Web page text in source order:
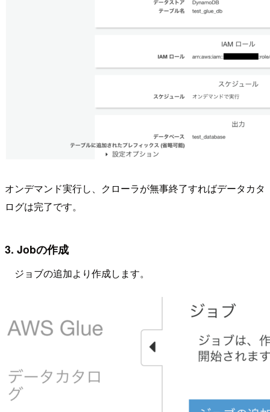
オンデマンド実行し、クローラが無事終了すればデータカタ
ログは完了です。
3. Jobの作成
ジョブの追加より作成します。